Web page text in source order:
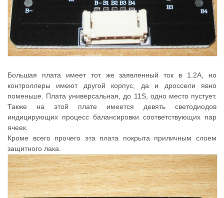
Большая плата имеет тот же заявленный ток в 1.2А, но
контроллеры имеют другой корпус, да и дроссели явно
поменьше. Плата универсальная, до 11S, одно место пустует.
Также на этой плате имеется девять светодиодов
индицирующих процесс балансировки соответствующих пар
ячеек.
Кроме всего прочего эта плата покрыта приличным слоем
защитного лака.